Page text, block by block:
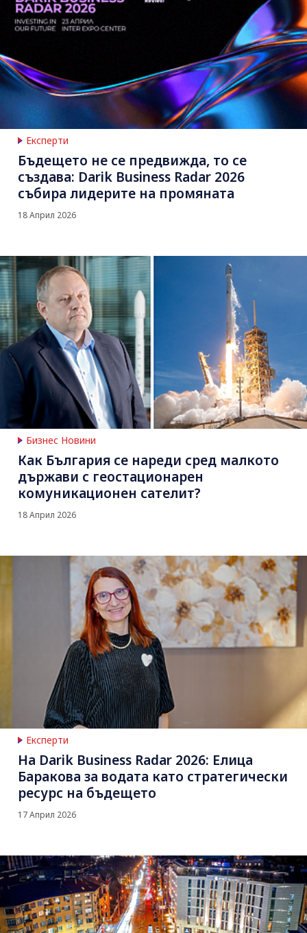
Експерти
Бъдещето не се предвижда, то се
създава: Darik Business Radar 2026
събира лидерите на промяната
18 Април 2026
Бизнес Новини
Как България се нареди сред малкото
държави с геостационарен
комуникационен сателит?
18 Април 2026
Експерти
На Darik Business Radar 2026: Елица
Баракова за водата като стратегически
ресурс на бъдещето
17 Април 2026